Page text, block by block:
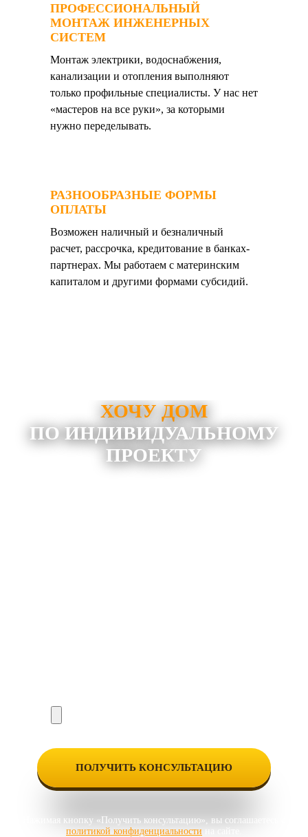
ПРОФЕССИОНАЛЬНЫЙ
МОНТАЖ ИНЖЕНЕРНЫХ
СИСТЕМ
Монтаж электрики, водоснабжения,
канализации и отопления выполняют
только профильные специалисты. У нас нет
«мастеров на все руки», за которыми
нужно переделывать.
РАЗНООБРАЗНЫЕ ФОРМЫ
ОПЛАТЫ
Возможен наличный и безналичный
расчет, рассрочка, кредитование в банках-
партнерах. Мы работаем с материнским
капиталом и другими формами субсидий.
ХОЧУ ДОМ
ПО ИНДИВИДУАЛЬНОМУ
ПРОЕКТУ
Нажимая кнопку «Получить консультацию», вы соглашаетесь с
политикой конфиденциальности на сайте.